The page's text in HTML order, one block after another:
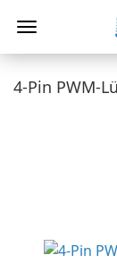
4-Pin PWM-